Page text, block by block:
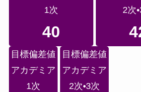
1次
40
2次
目標偏差値
アカデミア
1次
目標偏差値
アカデミア
2次•3次